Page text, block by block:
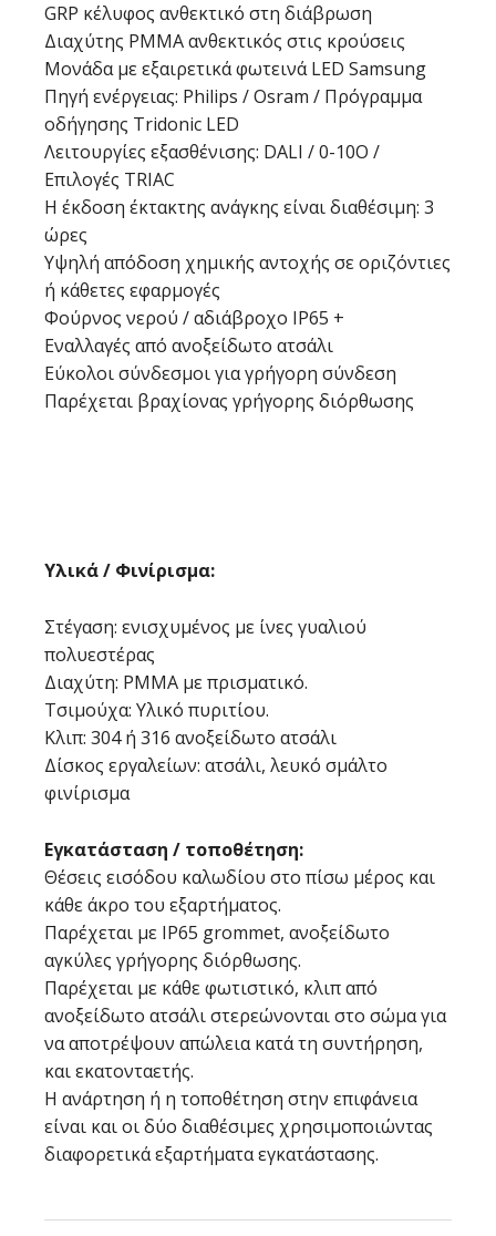
GRP κέλυφος ανθεκτικό στη διάβρωση
Διαχύτης PMMA ανθεκτικός στις κρούσεις
Μονάδα με εξαιρετικά φωτεινά LED Samsung
Πηγή ενέργειας: Philips / Osram / Πρόγραμμα
οδήγησης Tridonic LED
Λειτουργίες εξασθένισης: DALI / 0-10Ο /
Επιλογές TRIAC
Η έκδοση έκτακτης ανάγκης είναι διαθέσιμη: 3
ώρες
Υψηλή απόδοση χημικής αντοχής σε οριζόντιες
ή κάθετες εφαρμογές
Φούρνος νερού / αδιάβροχο IP65 +
Εναλλαγές από ανοξείδωτο ατσάλι
Εύκολοι σύνδεσμοι για γρήγορη σύνδεση
Παρέχεται βραχίονας γρήγορης διόρθωσης
Υλικά / Φινίρισμα:
Στέγαση: ενισχυμένος με ίνες γυαλιού
πολυεστέρας
Διαχύτη: PMMA με πρισματικό.
Τσιμούχα: Υλικό πυριτίου.
Κλιπ: 304 ή 316 ανοξείδωτο ατσάλι
Δίσκος εργαλείων: ατσάλι, λευκό σμάλτο
φινίρισμα
Εγκατάσταση / τοποθέτηση:
Θέσεις εισόδου καλωδίου στο πίσω μέρος και
κάθε άκρο του εξαρτήματος.
Παρέχεται με IP65 grommet, ανοξείδωτο
αγκύλες γρήγορης διόρθωσης.
Παρέχεται με κάθε φωτιστικό, κλιπ από
ανοξείδωτο ατσάλι στερεώνονται στο σώμα για
να αποτρέψουν απώλεια κατά τη συντήρηση,
και εκατονταετής.
Η ανάρτηση ή η τοποθέτηση στην επιφάνεια
είναι και οι δύο διαθέσιμες χρησιμοποιώντας
διαφορετικά εξαρτήματα εγκατάστασης.